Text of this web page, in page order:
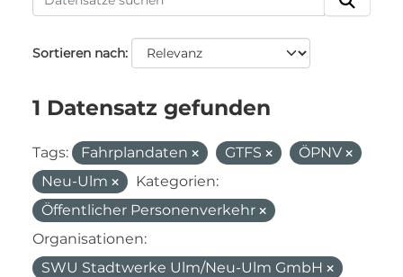
Sortieren nach
1 Datensatz gefunden
Tags: Fahrplandaten GTFS
ÖPNV
Neu-Ulm
Kategorien:
Öffentlicher Personenverkehr
Organisationen:
SWU Stadtwerke Ulm/Neu-Ulm GmbH